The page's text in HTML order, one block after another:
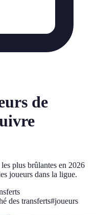
de
plus brûlantes en 2026
joueurs dans la ligue.
des transferts#joueurs